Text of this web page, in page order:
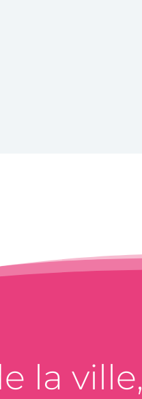
la ville,